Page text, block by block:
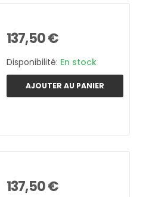
137,50 €
Disponibilité: En stock
AJOUTER AU PANIER
137,50 €